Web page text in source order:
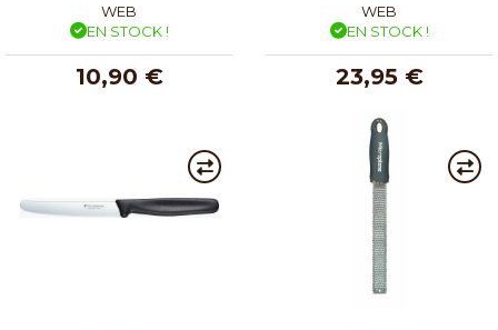
WEB
EN STOCK !
10,90 €
WEB
EN STOCK !
23,95 €